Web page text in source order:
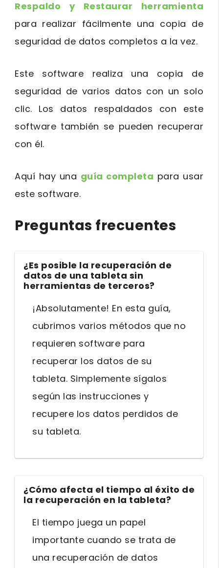
Respaldo y Restaurar herramienta
para realizar fácilmente una copia de
seguridad de datos completos a la vez.
Este software realiza una copia de
seguridad de varios datos con un solo
clic. Los datos respaldados con este
software también se pueden recuperar
con él.
Aquí hay una guía completa para usar
este software.
Preguntas frecuentes
¿Es posible la recuperación de
datos de una tableta sin
herramientas de terceros?
¡Absolutamente! En esta guía,
cubrimos varios métodos que no
requieren software para
recuperar los datos de su
tableta. Simplemente sígalos
según las instrucciones y
recupere los datos perdidos de
su tableta.
¿Cómo afecta el tiempo al éxito de
la recuperación en la tableta?
El tiempo juega un papel
importante cuando se trata de
una recuperación de datos